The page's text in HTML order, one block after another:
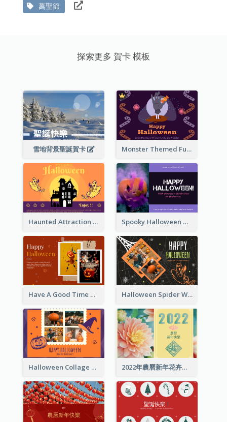
萬聖節
探索更多 賀卡 模板
雪地背景聖誕賀卡 Monster Themed Fun Halloween Greeting Card
Haunted Attraction Themed Halloween Card Spooky Halloween Greeting Card
Have A Good Time This Halloween Greeting Card Halloween Spider Web Greeting Card
Halloween Collage Greeting Card 2022年農曆新年花卉照片賀卡